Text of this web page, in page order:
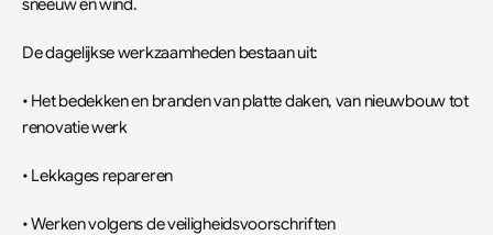
sneeuw en wind.
De dagelijkse werkzaamheden bestaan uit:
• Het bedekken en branden van platte daken, van nieuwbouw tot
renovatie werk
• Lekkages repareren
• Werken volgens de veiligheidsvoorschriften